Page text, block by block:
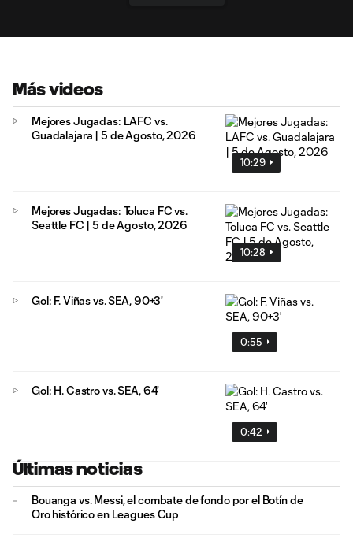
Más videos
10:29
Mejores Jugadas: LAFC vs.
Guadalajara | 5 de Agosto, 2026
10:28
Mejores Jugadas: Toluca FC vs.
Seattle FC | 5 de Agosto, 2026
0:55
Gol: F. Viñas vs. SEA, 90+3'
0:42
Gol: H. Castro vs. SEA, 64'
Últimas noticias
Bouanga vs. Messi, el combate de fondo por el Botín de
Oro histórico en Leagues Cup